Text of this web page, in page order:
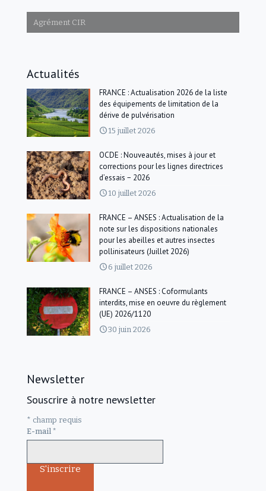
Agrément CIR
Actualités
FRANCE : Actualisation 2026 de la liste
des équipements de limitation de la
dérive de pulvérisation
15 juillet 2026
OCDE : Nouveautés, mises à jour et
corrections pour les lignes directrices
d’essais − 2026
10 juillet 2026
FRANCE – ANSES : Actualisation de la
note sur les dispositions nationales
pour les abeilles et autres insectes
pollinisateurs (Juillet 2026)
6 juillet 2026
FRANCE – ANSES : Coformulants
interdits, mise en oeuvre du règlement
(UE) 2026/1120
30 juin 2026
Newsletter
Souscrire à notre newsletter
* champ requis
E-mail *